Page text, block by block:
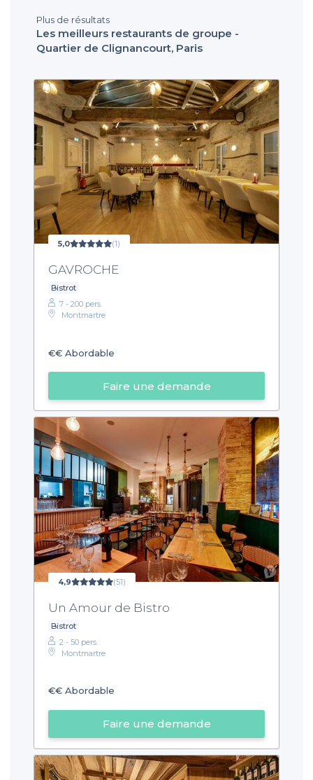
Plus de résultats
Les meilleurs restaurants de groupe -
Quartier de Clignancourt, Paris
5,0 (1)
GAVROCHE
Bistrot
7 - 200 pers.
Montmartre
€€ Abordable
Faire une demande
4,9 (51)
Un Amour de Bistro
Bistrot
2 - 50 pers.
Montmartre
€€ Abordable
Faire une demande